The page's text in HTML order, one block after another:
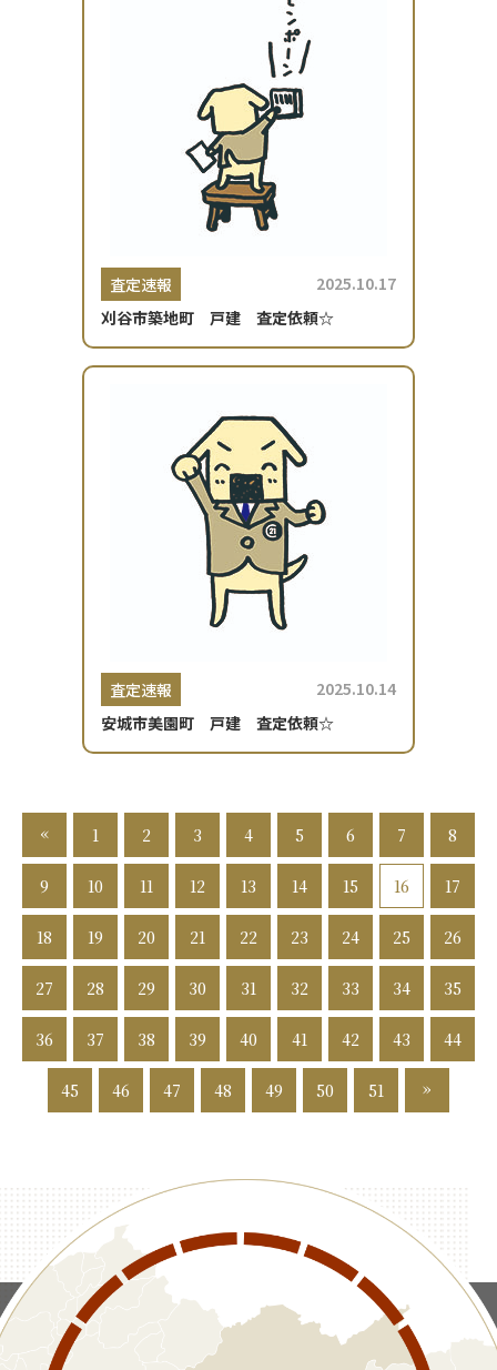
査定速報
2025.10.17
刈谷市築地町 戸建 査定依頼☆
査定速報
2025.10.14
安城市美園町 戸建 査定依頼☆
« 1 2 3 4 5 6 7 8
9 10 11 12 13 14 15 16 17
18 19 20 21 22 23 24 25 26
27 28 29 30 31 32 33 34 35
36 37 38 39 40 41 42 43 44
45 46 47 48 49 50 51 »